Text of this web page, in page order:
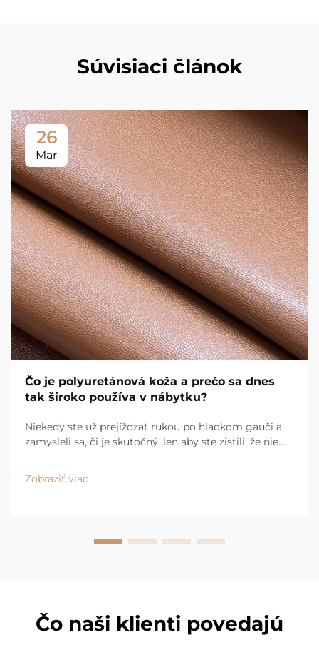
Súvisiaci článok
26
Mar
Čo je polyuretánová koža a prečo sa dnes
tak široko používa v nábytku?
Niekedy ste už prejíždzať rukou po hladkom gauči a
zamysleli sa, či je skutočný, len aby ste zistili, že nie
kožky. Tá je dnes všade – od moderných gaučov pre
byty až po vysokokvalitné kusy v luxusných
Zobraziť viac
Čo naši klienti povedajú